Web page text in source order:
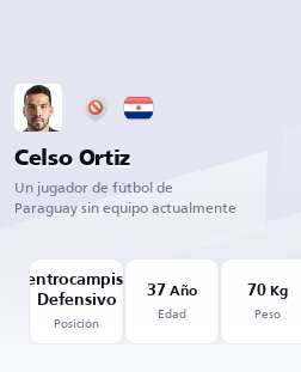
Celso Ortiz
Un jugador de fútbol de
Paraguay sin equipo actualmente
Centrocampista
Defensivo
Posición
37 Año
Edad
70 Kg
Peso